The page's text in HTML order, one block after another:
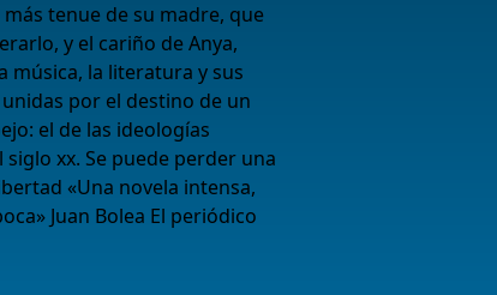
tenue de su madre, que
y el cariño de Anya,
música, la literatura y sus
por el destino de un
el de las ideologías
xx. Se puede perder una
«Una novela intensa,
Juan Bolea El periódico